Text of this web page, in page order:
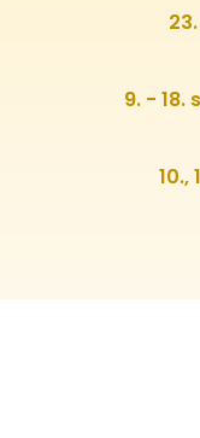
9. - 18.
10.,